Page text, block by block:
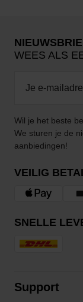
WEES ALS
Wil je het beste
We sturen je de
aanbiedingen!
VEILIG
SNELLE
Support